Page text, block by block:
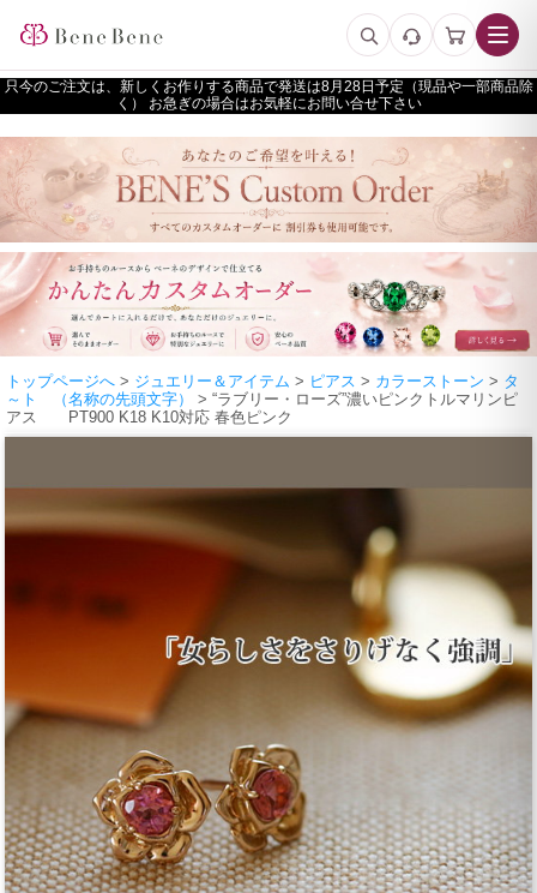
只今のご注文は、新しくお作りする商品で発送は
予定（現品や一部商品除
く） お急ぎの場合はお気軽にお問い合せ下さい
トップページへ > ジュエリー＆アイテム > ピアス > カラーストーン > タ
～ト （名称の先頭文字）
> “ラブリー・ローズ”濃いピンクトルマリンピ
アス PT900 K18 K10対応 春色ピンク